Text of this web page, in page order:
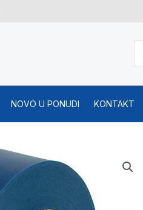
NOVO U PONUDI KONTAKT